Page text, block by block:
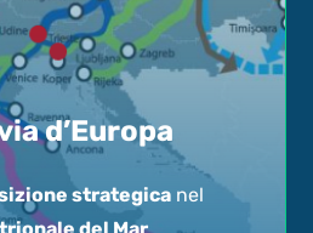
d’Europa
strategica nel
del Mar